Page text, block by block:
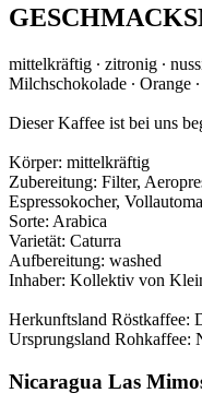
mittelkräftig ∙ zitronig ‪∙
Milchschokolade ‪∙ Orange
Dieser Kaffee ist bei uns
Körper: mittelkräftig
Zubereitung: Filter,
Espressokocher,
Sorte: Arabica
Varietät: Caturra
Aufbereitung: washed
Inhaber: Kollektiv von
Herkunftsland Röstkaffee:
Ursprungsland Rohkaffee:
Nicaragua Las